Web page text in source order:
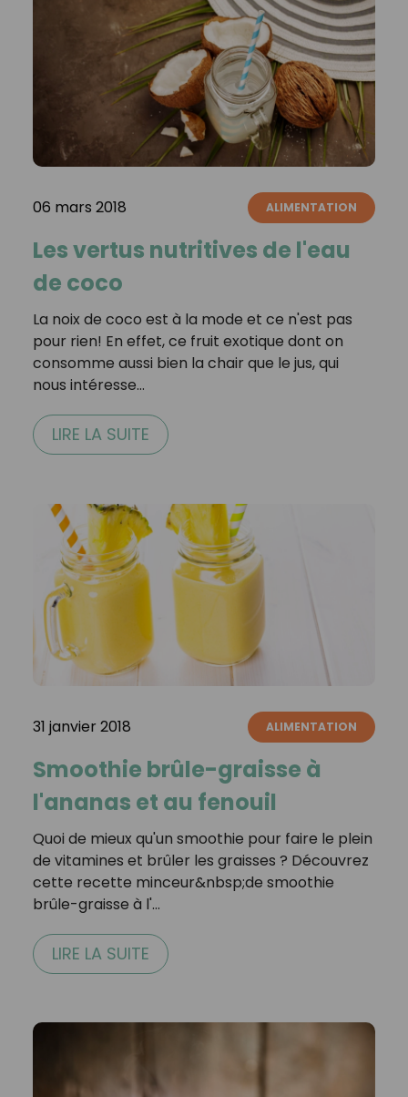
06 mars 2018 ALIMENTATION
Les vertus nutritives de l'eau
de coco
La noix de coco est à la mode et ce n'est pas
pour rien! En effet, ce fruit exotique dont on
consomme aussi bien la chair que le jus, qui
nous intéresse…
LIRE LA SUITE
31 janvier 2018 ALIMENTATION
Smoothie brûle-graisse à
l'ananas et au fenouil
Quoi de mieux qu'un smoothie pour faire le plein
de vitamines et brûler les graisses ? Découvrez
cette recette minceur&nbsp;de smoothie
brûle-graisse à l'…
LIRE LA SUITE